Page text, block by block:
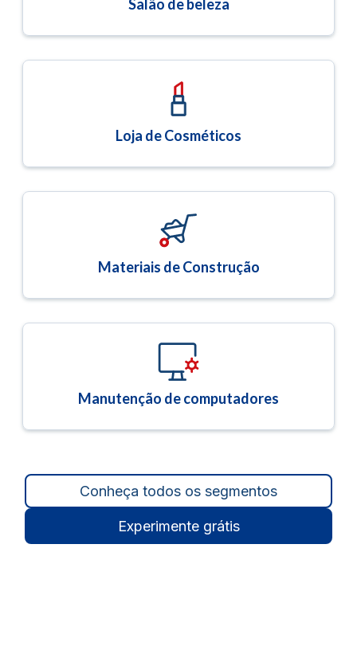
Salão de beleza
Loja de Cosméticos
Materiais de Construção
Manutenção de computadores
Conheça todos os segmentos
Experimente grátis